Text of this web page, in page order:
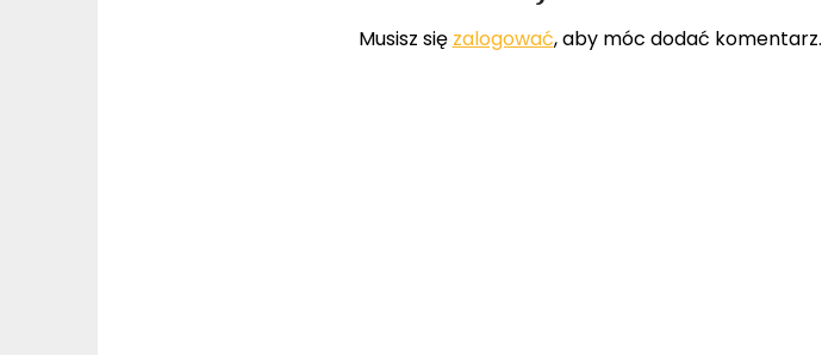
Musisz się zalogować, aby móc dodać komentarz.